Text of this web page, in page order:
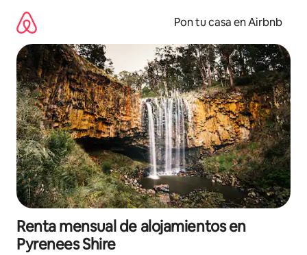
contenido
Pon tu casa en Airbnb
Renta mensual de alojamientos en
Pyrenees Shire